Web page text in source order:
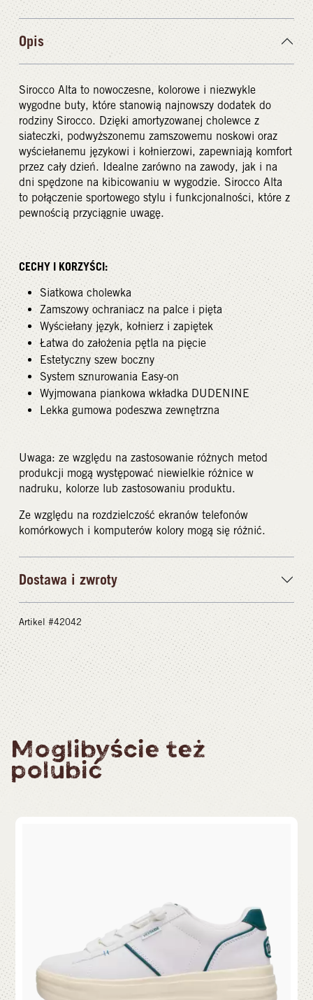
Opis
Sirocco Alta to nowoczesne, kolorowe i niezwykle
wygodne buty, które stanowią najnowszy dodatek do
rodziny Sirocco. Dzięki amortyzowanej cholewce z
siateczki, podwyższonemu zamszowemu noskowi oraz
wyściełanemu językowi i kołnierzowi, zapewniają komfort
przez cały dzień. Idealne zarówno na zawody, jak i na
dni spędzone na kibicowaniu w wygodzie. Sirocco Alta
to połączenie sportowego stylu i funkcjonalności, które z
pewnością przyciągnie uwagę.
CECHY I KORZYŚCI:
Siatkowa cholewka
Zamszowy ochraniacz na palce i pięta
Wyściełany język, kołnierz i zapiętek
Łatwa do założenia pętla na pięcie
Estetyczny szew boczny
System sznurowania Easy-on
Wyjmowana piankowa wkładka DUDENINE
Lekka gumowa podeszwa zewnętrzna
Uwaga: ze względu na zastosowanie różnych metod
produkcji mogą występować niewielkie różnice w
nadruku, kolorze lub zastosowaniu produktu.
Ze względu na rozdzielczość ekranów telefonów
komórkowych i komputerów kolory mogą się różnić.
Dostawa i zwroty
Artikel #42042
Moglibyście też
polubić